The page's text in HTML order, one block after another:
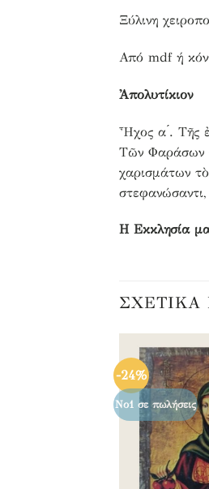
Ξύλινη
Από mdf ή
Ἀπολυτίκιον
Ἦχος α ́. Τῆς
Τῶν Φαράσων
χαρισμάτων
Η Εκκλησία
ΣΧΕΤΙΚΆ
-24%
Νο1 σε πωλήσεις